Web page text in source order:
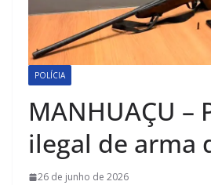
POLÍCIA
MANHUAÇU –
ilegal de arma
26 de junho de 2026